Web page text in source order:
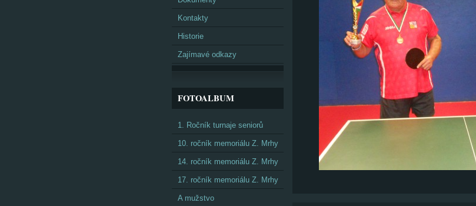
Kontakty
Historie
Zajímavé odkazy
FOTOALBUM
1. Ročník turnaje seniorů
10. ročník memoriálu Z. Mrhy
14. ročník memoriálu Z. Mrhy
17. ročník memoriálu Z. Mrhy
A mužstvo